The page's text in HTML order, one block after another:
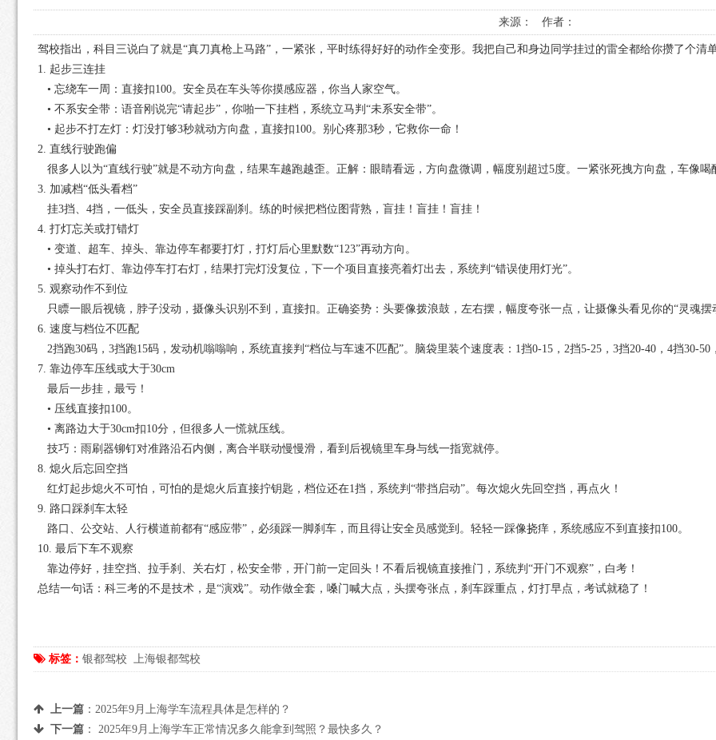
来源： 作者：
驾校指出，科目三说白了就是“真刀真枪上马路”，一紧张，平时练得好好的动作全变形。我把自己和身边同学挂过的雷全都给你攒了个清
1. 起步三连挂
• 忘绕车一周：直接扣100。安全员在车头等你摸感应器，你当人家空气。
• 不系安全带：语音刚说完“请起步”，你啪一下挂档，系统立马判“未系安全带”。
• 起步不打左灯：灯没打够3秒就动方向盘，直接扣100。别心疼那3秒，它救你一命！
2. 直线行驶跑偏
很多人以为“直线行驶”就是不动方向盘，结果车越跑越歪。正解：眼睛看远，方向盘微调，幅度别超过5度。一紧张死拽方向盘，车像喝
3. 加减档“低头看档”
挂3挡、4挡，一低头，安全员直接踩副刹。练的时候把档位图背熟，盲挂！盲挂！盲挂！
4. 打灯忘关或打错灯
• 变道、超车、掉头、靠边停车都要打灯，打灯后心里默数“123”再动方向。
• 掉头打右灯、靠边停车打右灯，结果打完灯没复位，下一个项目直接亮着灯出去，系统判“错误使用灯光”。
5. 观察动作不到位
只瞟一眼后视镜，脖子没动，摄像头识别不到，直接扣。正确姿势：头要像拨浪鼓，左右摆，幅度夸张一点，让摄像头看见你的“灵魂摆
6. 速度与档位不匹配
2挡跑30码，3挡跑15码，发动机嗡嗡响，系统直接判“档位与车速不匹配”。脑袋里装个速度表：1挡0-15，2挡5-25，3挡20-40，4挡30-50
7. 靠边停车压线或大于30cm
最后一步挂，最亏！
• 压线直接扣100。
• 离路边大于30cm扣10分，但很多人一慌就压线。
技巧：雨刷器铆钉对准路沿石内侧，离合半联动慢慢滑，看到后视镜里车身与线一指宽就停。
8. 熄火后忘回空挡
红灯起步熄火不可怕，可怕的是熄火后直接拧钥匙，档位还在1挡，系统判“带挡启动”。每次熄火先回空挡，再点火！
9. 路口踩刹车太轻
路口、公交站、人行横道前都有“感应带”，必须踩一脚刹车，而且得让安全员感觉到。轻轻一踩像挠痒，系统感应不到直接扣100。
10. 最后下车不观察
靠边停好，挂空挡、拉手刹、关右灯，松安全带，开门前一定回头！不看后视镜直接推门，系统判“开门不观察”，白考！
总结一句话：科三考的不是技术，是“演戏”。动作做全套，嗓门喊大点，头摆夸张点，刹车踩重点，灯打早点，考试就稳了！
标签： 银都驾校 上海银都驾校
上一篇： 2025年9月上海学车流程具体是怎样的？
下一篇： 2025年9月上海学车正常情况多久能拿到驾照？最快多久？